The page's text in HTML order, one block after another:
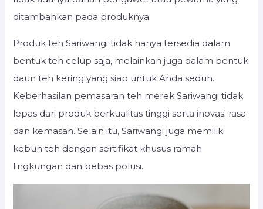
ditambahkan pada produknya.
Produk teh Sariwangi tidak hanya tersedia dalam
bentuk teh celup saja, melainkan juga dalam bentuk
daun teh kering yang siap untuk Anda seduh.
Keberhasilan pemasaran teh merek Sariwangi tidak
lepas dari produk berkualitas tinggi serta inovasi rasa
dan kemasan. Selain itu, Sariwangi juga memiliki
kebun teh dengan sertifikat khusus ramah
lingkungan dan bebas polusi.